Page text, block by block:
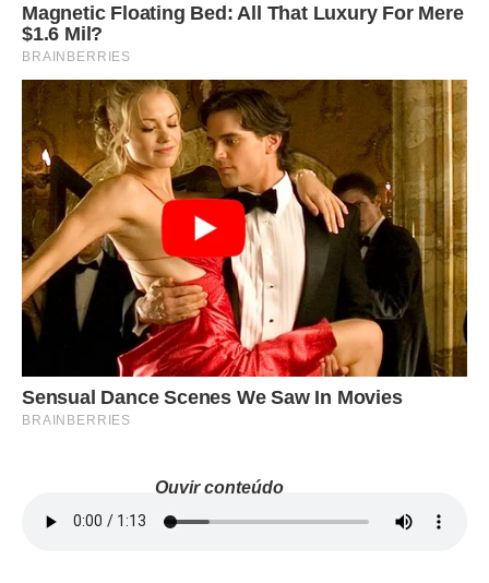
Ouvir conteúdo